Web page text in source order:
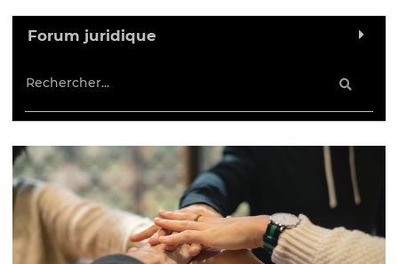
Forum juridique